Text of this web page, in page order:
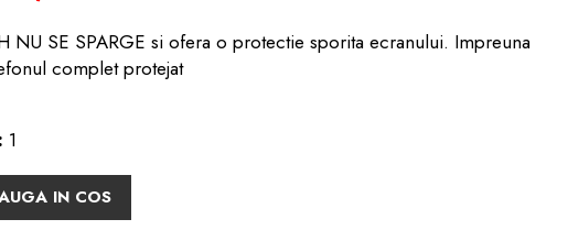
NU SE SPARGE si ofera o protectie sporita ecranului. Impreuna
complet protejat
1
IN COS